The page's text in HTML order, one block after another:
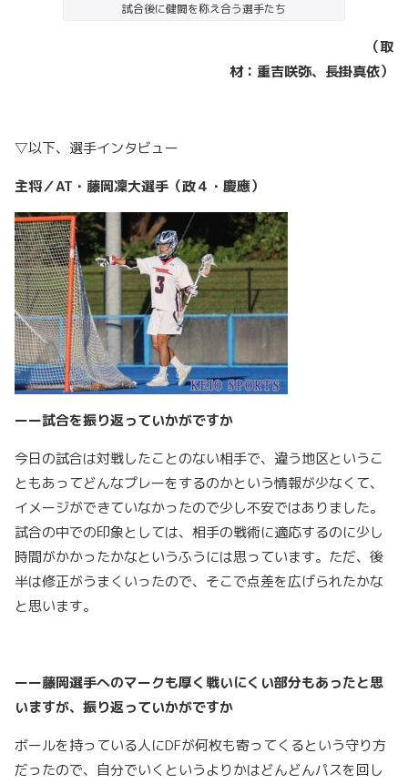
試合後に健闘を称え合う選手たち
（取
材：重吉咲弥、長掛真依）
▽以下、選手インタビュー
主将／AT・藤岡凜大選手（政４・慶應）
ーー試合を振り返っていかがですか
今日の試合は対戦したことのない相手で、違う地区というこ
ともあってどんなプレーをするのかという情報が少なくて、
イメージができていなかったので少し不安ではありました。
試合の中での印象としては、相手の戦術に適応するのに少し
時間がかかったかなというふうには思っています。ただ、後
半は修正がうまくいったので、そこで点差を広げられたかな
と思います。
ーー藤岡選手へのマークも厚く戦いにくい部分もあったと思
いますが、振り返っていかがですか
ボールを持っている人にDFが何枚も寄ってくるという守り方
だったので、自分でいくというよりかはどんどんパスを回し